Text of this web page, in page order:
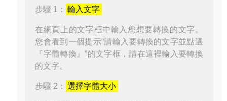
步驟 1： 輸入文字
在網頁上的文字框中輸入您想要轉換的文字。
您會看到一個提示“請輸入要轉換的文字並點選
『字體轉換』”的文字框，請在這裡輸入要轉換
的文字。
步驟 2： 選擇字體大小